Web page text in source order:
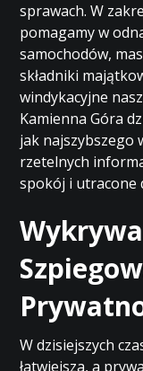
sprawach. W
pomagamy w
samochodów,
składniki
windykacyjne
Kamienna Góra
jak najszybszego
rzetelnych
spokój i utracone
W dzisiejszych
łatwiejsza, a